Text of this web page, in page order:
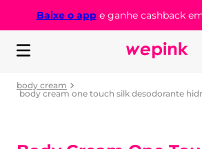
Baixe o appe ganhe cashback
body cream